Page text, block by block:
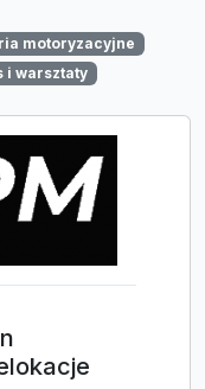
motoryzacyjne
i warsztaty